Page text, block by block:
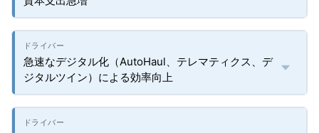
急速なデジタル化（AutoHaul、テレマティクス、デ
ジタルツイン）による効率向上